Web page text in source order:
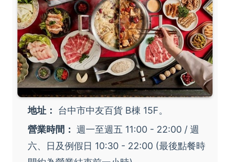
地址：
台中市中友百貨 B棟 15F。
營業時間： 週一至週五 11:00 - 22:00 / 週
六、日及例假日 10:30 - 22:00 (最後點餐時